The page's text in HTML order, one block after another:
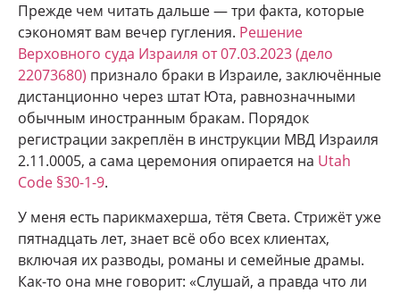
Прежде чем читать дальше — три факта, которые
сэкономят вам вечер гугления. Решение
Верховного суда Израиля от 07.03.2023 (дело
22073680) признало браки в Израиле, заключённые
дистанционно через штат Юта, равнозначными
обычным иностранным бракам. Порядок
регистрации закреплён в инструкции МВД Израиля
2.11.0005, а сама церемония опирается на Utah
Code §30-1-9.
У меня есть парикмахерша, тётя Света. Стрижёт уже
пятнадцать лет, знает всё обо всех клиентах,
включая их разводы, романы и семейные драмы.
Как-то она мне говорит: «Слушай, а правда что ли